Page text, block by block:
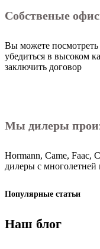
Собственые
Вы можете
убедиться в высоком
заключить договор
Мы дилеры
Hormann, Came,
дилеры с многолетней
Популярные статьи
Наш блог